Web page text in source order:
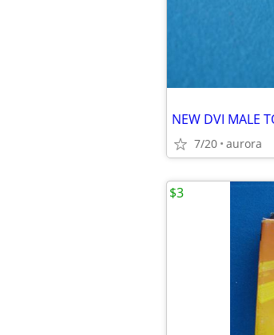
NEW DVI MALE
7/20 aurora
$3